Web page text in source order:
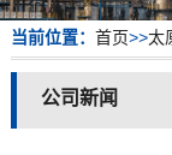
当前位置： 首页>>太
公司新闻